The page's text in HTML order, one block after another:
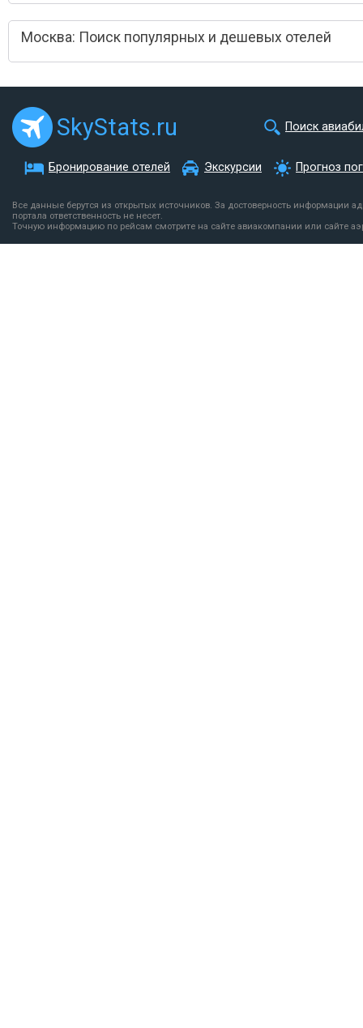
Москва: Поиск популярных и дешевых отелей
SkyStats.ru Поиск
Бронирование отелей Экскурсии Прогноз
Все данные берутся из открытых источников. За достоверность информации
портала ответственность не несет.
Точную информацию по рейсам смотрите на сайте авиакомпании или сайте